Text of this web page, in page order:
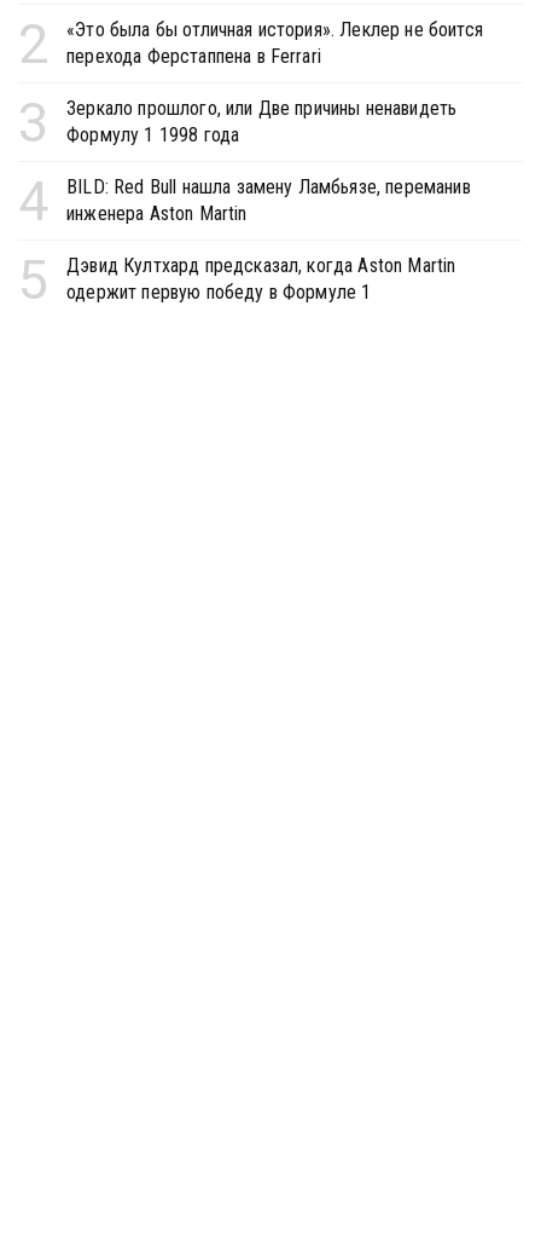
2
«Это была бы отличная история». Леклер не боится
перехода Ферстаппена в Ferrari
3
Зеркало прошлого, или Две причины ненавидеть
Формулу 1 1998 года
4
BILD: Red Bull нашла замену Ламбьязе, переманив
инженера Aston Martin
5
Дэвид Култхард предсказал, когда Aston Martin
одержит первую победу в Формуле 1